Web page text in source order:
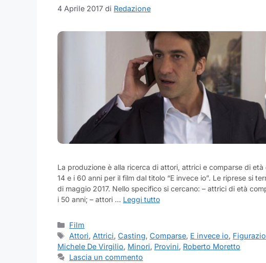
4 Aprile 2017 di Redazione
La produzione è alla ricerca di attori, attrici e comparse di età
14 e i 60 anni per il film dal titolo “E invece io”. Le riprese si
di maggio 2017. Nello specifico si cercano: – attrici di età
i 50 anni; – attori … Leggi tutto
Categorie
Film
Tag
Attori, Attrici,Casting,Comparse, E invece io,
Michele De Virgilio, Minori, Provini, Roberto Moretto
Lascia un commento